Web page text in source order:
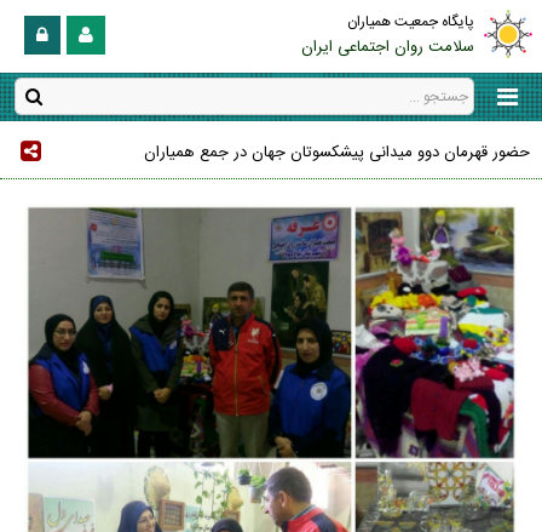
پایگاه جمعیت همیاران
سلامت روان اجتماعی ایران
حضور قهرمان دوو میدانی پیشکسوتان جهان در جمع همیاران